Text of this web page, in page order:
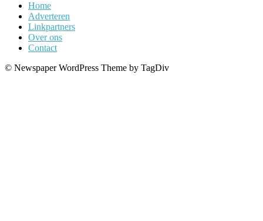
Home
Adverteren
Linkpartners
Over ons
Contact
© Newspaper WordPress Theme by TagDiv